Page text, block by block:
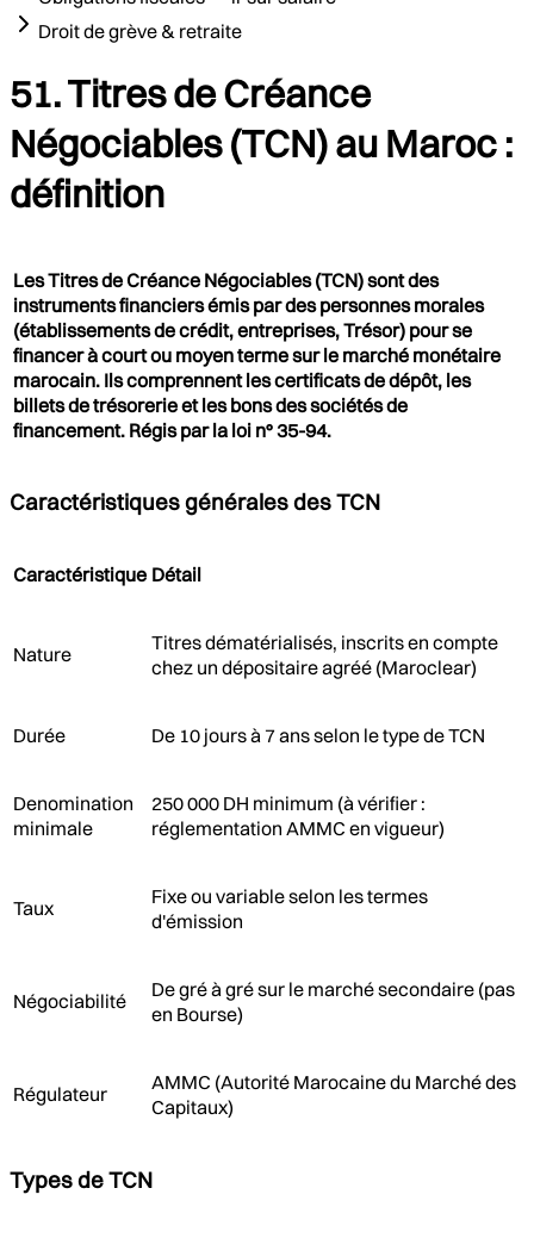
Droit de grève & retraite
51. Titres de Créance
Négociables (TCN) au Maroc :
définition
Les Titres de Créance Négociables (TCN) sont des
instruments financiers émis par des personnes morales
(établissements de crédit, entreprises, Trésor) pour se
financer à court ou moyen terme sur le marché monétaire
marocain. Ils comprennent les certificats de dépôt, les
billets de trésorerie et les bons des sociétés de
financement. Régis par la loi n° 35-94.
Caractéristiques générales des TCN
Caractéristique Détail
Nature
Titres dématérialisés, inscrits en compte
chez un dépositaire agréé (Maroclear)
Durée De 10 jours à 7 ans selon le type de TCN
Denomination
minimale
250 000 DH minimum (à vérifier :
réglementation AMMC en vigueur)
Taux
Fixe ou variable selon les termes
d'émission
Négociabilité
De gré à gré sur le marché secondaire (pas
en Bourse)
Régulateur
AMMC (Autorité Marocaine du Marché des
Capitaux)
Types de TCN